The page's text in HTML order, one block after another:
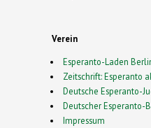
Verein
Esperanto-Laden
Zeitschrift: Esperanto
Deutsche Esperanto-
Deutscher Esperanto-
Impressum